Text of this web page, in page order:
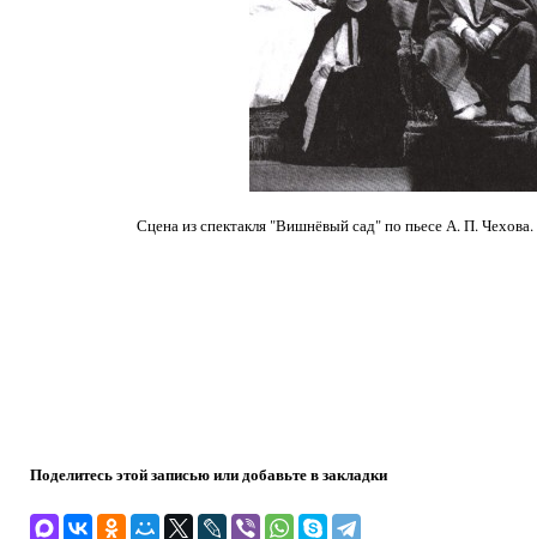
Сцена из спектакля "Вишнёвый сад" по пьесе А. П. Чехова.
Поделитесь этой записью или добавьте в закладки